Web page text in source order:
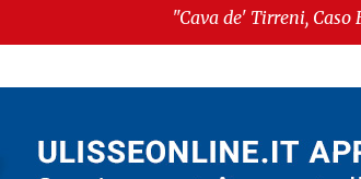
"Cava de' Tirreni, Caso Fariello: ora
perché esiste"